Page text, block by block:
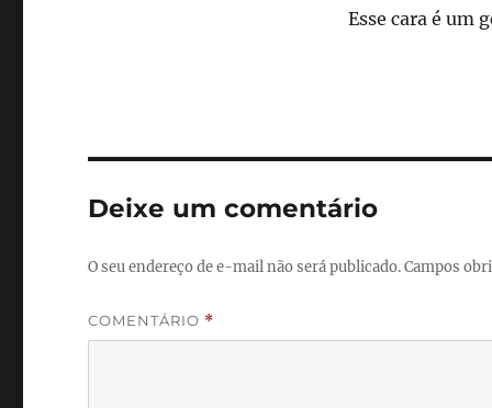
Esse cara é um
Deixe um comentário
O seu endereço de e-mail não será publicado.Campos
COMENTÁRIO *